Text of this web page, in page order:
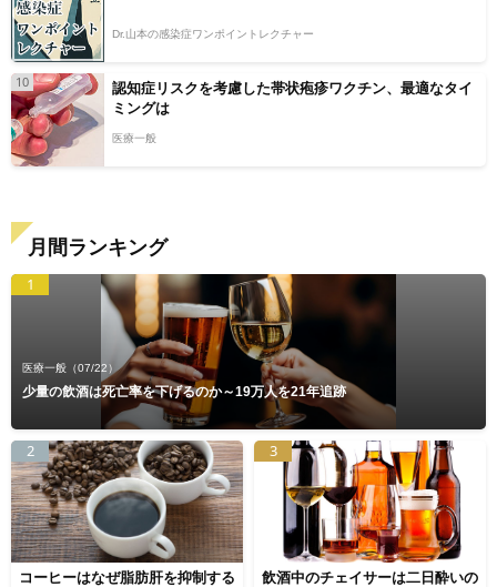
Dr.山本の感染症ワンポイントレクチャー
10
認知症リスクを考慮した帯状疱疹ワクチン、最適なタイ
ミングは
医療一般
月間ランキング
1
医療一般 （07/22）
少量の飲酒は死亡率を下げるのか～19万人を21年追跡
2
コーヒーはなぜ脂肪肝を抑制する
3
飲酒中のチェイサーは二日酔いの